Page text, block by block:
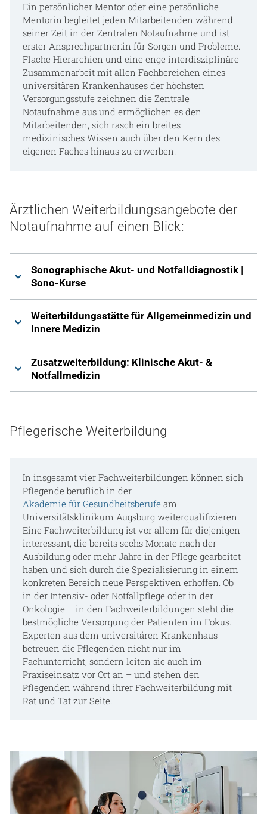
Ein persönlicher Mentor oder eine persönliche
Mentorin begleitet jeden Mitarbeitenden während
seiner Zeit in der Zentralen Notaufnahme und ist
erster Ansprechpartner:in für Sorgen und Probleme.
Flache Hierarchien und eine enge interdisziplinäre
Zusammenarbeit mit allen Fachbereichen eines
universitären Krankenhauses der höchsten
Versorgungsstufe zeichnen die Zentrale
Notaufnahme aus und ermöglichen es den
Mitarbeitenden, sich rasch ein breites
medizinisches Wissen auch über den Kern des
eigenen Faches hinaus zu erwerben.
Ärztlichen Weiterbildungsangebote der
Notaufnahme auf einen Blick:
Sonographische Akut- und Notfalldiagnostik |
Sono-Kurse
Weiterbildungsstätte für Allgemeinmedizin und
Innere Medizin
Zusatzweiterbildung: Klinische Akut- &
Notfallmedizin
Pflegerische Weiterbildung
In insgesamt vier Fachweiterbildungen können sich
Pflegende beruflich in der
Akademie für Gesundheitsberufe am
Universitätsklinikum Augsburg weiterqualifizieren.
Eine Fachweiterbildung ist vor allem für diejenigen
interessant, die bereits sechs Monate nach der
Ausbildung oder mehr Jahre in der Pflege gearbeitet
haben und sich durch die Spezialisierung in einem
konkreten Bereich neue Perspektiven erhoffen. Ob
in der Intensiv- oder Notfallpflege oder in der
Onkologie – in den Fachweiterbildungen steht die
bestmögliche Versorgung der Patienten im Fokus.
Experten aus dem universitären Krankenhaus
betreuen die Pflegenden nicht nur im
Fachunterricht, sondern leiten sie auch im
Praxiseinsatz vor Ort an – und stehen den
Pflegenden während ihrer Fachweiterbildung mit
Rat und Tat zur Seite.